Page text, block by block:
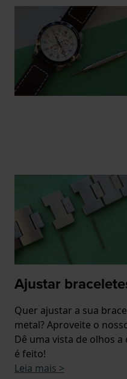
Ajustar
Quer ajustar a sua
metal? Aproveite o
Dê uma vista de olhos
é feito!
Leia mais >